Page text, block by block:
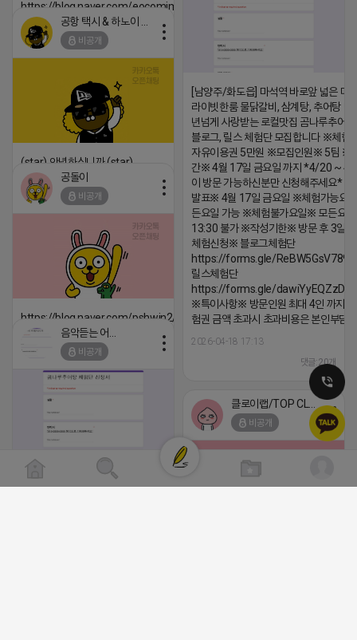
https://blog.naver.com/eocomim/224250518436
2026-04-18 17:15
[남양주/화도읍] 마석역 바로앞 넓은 매
라이빗한룸 물닭갈비, 삼계탕, 추어탕 맛
년넘게 사랑받는 로컬맛집 곰나루추어
블로그, 릴스 체험단 모집합니다 ※체험
자유이용권 5만원 ※모집인원※ 5팀 ※
간※ 4월 17일 금요일 까지 *4/20 ~ 4/
이 방문 가능하신분만 신청해주세요* ※
발표※ 4월 17일 금요일 ※체험가능요
든요일 가능 ※체험불가요일※ 모든요
13:30 불가 ※작성기한※ 방문 후 3일
체험신청※ 블로그체험단
https://forms.gle/
릴스체험단
https://forms.gle/
※특이사항※ 방문인원 최대 4인 까지
험권 금액 초과시 초과비용은 본인부담
2026-04-18 17:13
댓글:20개
비공개
(star) 안녕하십니까 (star)
2026-04-18 17:12
공돌이
비공개
https://blog.naver.com/pshwin2/224023970047
2026-04-18 17:12
비공개
[남양주/화도읍] 마석역 바로앞 넓은 매장과, 프
라이빗한룸 물닭갈비, 삼계탕, 추어탕 맛집 10
비공개